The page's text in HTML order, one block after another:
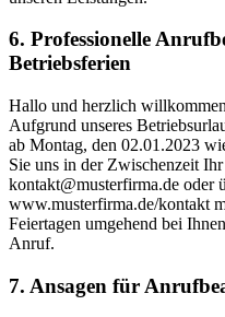
6. Professionelle
Betriebsferien
Hallo und herzlich
Aufgrund unseres
ab Montag, den 02.01.2023
Sie uns in der Zwischenzeit
kontakt@musterfirma.de oder
www.musterfirma.de/kontakt
Feiertagen umgehend bei
Anruf.
7. Ansagen für